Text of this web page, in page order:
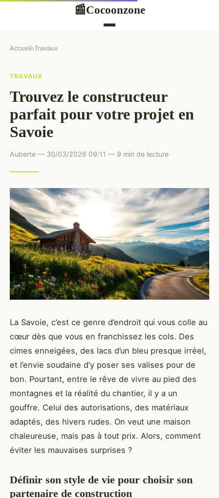
📰Cocoonzone
Accueil›Travaux
TRAVAUX
Trouvez le constructeur
parfait pour votre projet en
Savoie
Auberte — 30/03/2026 09:11 — 9 min de lecture
La Savoie, c’est ce genre d’endroit qui vous colle au
cœur dès que vous en franchissez les cols. Des
cimes enneigées, des lacs d’un bleu presque irréel,
et l’envie soudaine d’y poser ses valises pour de
bon. Pourtant, entre le rêve de vivre au pied des
montagnes et la réalité du chantier, il y a un
gouffre. Celui des autorisations, des matériaux
adaptés, des hivers rudes. On veut une maison
chaleureuse, mais pas à tout prix. Alors, comment
éviter les mauvaises surprises ?
Définir son style de vie pour choisir son
partenaire de construction